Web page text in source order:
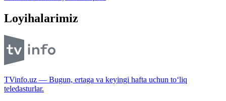
Loyihalarimiz
TVinfo.uz — Bugun, ertaga va keyingi hafta uchun to‘liq
teledasturlar.